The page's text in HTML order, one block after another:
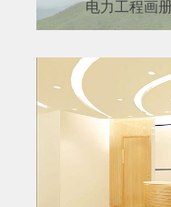
电力工程画